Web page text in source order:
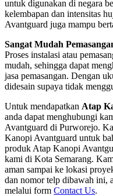
untuk digunakan di negara
kelembapan dan intensitas
Avantguard juga mampu
Sangat Mudah
Proses instalasi atau
mudah, sehingga dapat
jasa pemasangan. Dengan
didesain supaya tidak
Untuk mendapatkan Atap
anda dapat menghubungi
Avantguard di Purworejo.
Kanopi Avantguard untuk
produk Atap Kanopi
kami di Kota Semarang.
aman sampai ke lokasi
dan nomor telp dibawah ini,
melalui form Contact Us.